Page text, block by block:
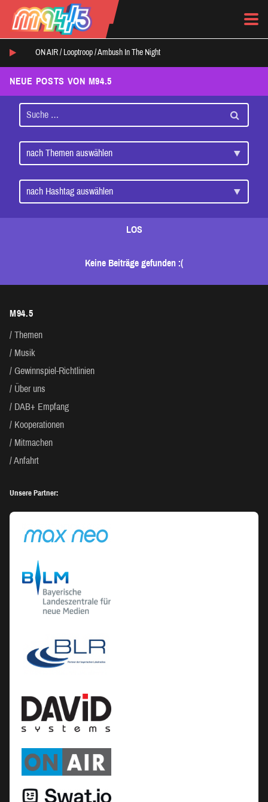
ON AIR / Looptroop /Ambush In The Night
NEUE POSTS VON M94.5
LOS
Keine Beiträge gefunden :(
M94.5
Themen
Musik
Gewinnspiel-Richtlinien
Über uns
DAB+ Empfang
Kooperationen
Mitmachen
Anfahrt
Unsere Partner: